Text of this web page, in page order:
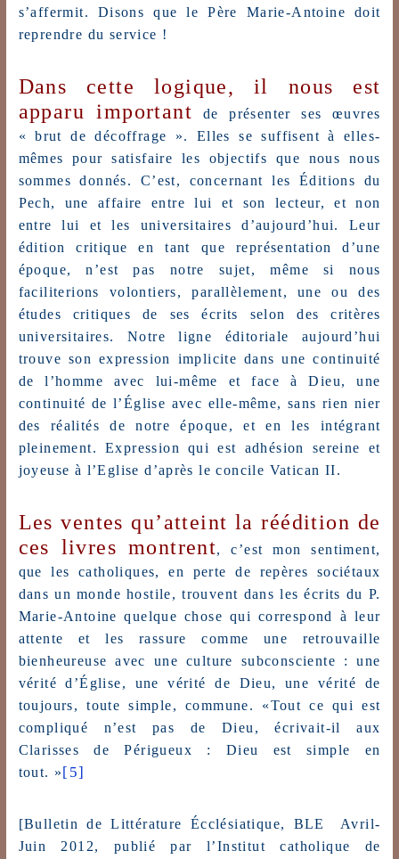
s’affermit. Disons que le Père Marie-Antoine doit
reprendre du service !
Dans cette logique, il nous est
apparu important de présenter ses œuvres
« brut de décoffrage ». Elles se suffisent à elles-
mêmes pour satisfaire les objectifs que nous nous
sommes donnés. C’est, concernant les Éditions du
Pech, une affaire entre lui et son lecteur, et non
entre lui et les universitaires d’aujourd’hui. Leur
édition critique en tant que représentation d’une
époque, n’est pas notre sujet, même si nous
faciliterions volontiers, parallèlement, une ou des
études critiques de ses écrits selon des critères
universitaires. Notre ligne éditoriale aujourd’hui
trouve son expression implicite dans une continuité
de l’homme avec lui-même et face à Dieu, une
continuité de l’Église avec elle-même, sans rien nier
des réalités de notre époque, et en les intégrant
pleinement. Expression qui est adhésion sereine et
joyeuse à l’Eglise d’après le concile Vatican II.
Les ventes qu’atteint la réédition de
ces livres montrent, c’est mon sentiment,
que les catholiques, en perte de repères sociétaux
dans un monde hostile, trouvent dans les écrits du P.
Marie-Antoine quelque chose qui correspond à leur
attente et les rassure comme une retrouvaille
bienheureuse avec une culture subconsciente : une
vérité d’Église, une vérité de Dieu, une vérité de
toujours, toute simple, commune. «Tout ce qui est
compliqué n’est pas de Dieu, écrivait-il aux
Clarisses de Périgueux : Dieu est simple en
tout. »[5]
[Bulletin de Littérature Écclésiatique, BLE Avril-
Juin 2012, publié par l’Institut catholique de